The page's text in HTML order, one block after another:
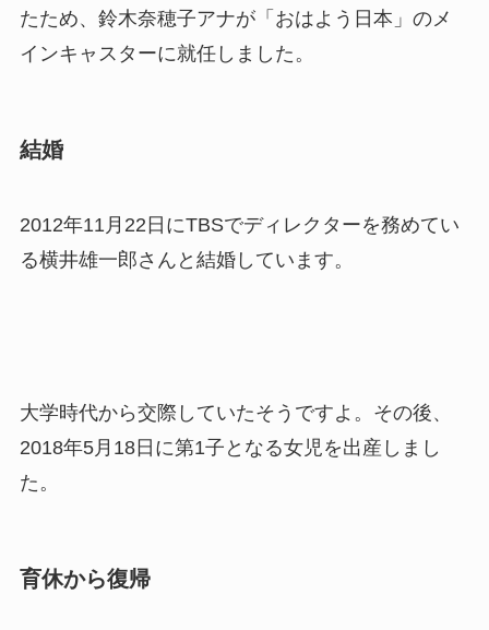
たため、鈴木奈穂子アナが「おはよう日本」のメ
インキャスターに就任しました。
結婚
2012年11月22日にTBSでディレクターを務めてい
る横井雄一郎さんと結婚しています。
大学時代から交際していたそうですよ。その後、
2018年5月18日に第1子となる女児を出産しまし
た。
育休から復帰